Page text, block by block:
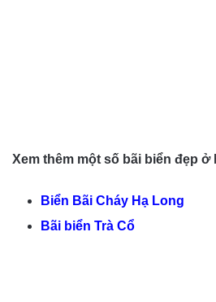
Xem thêm một số bãi biển đẹp ở
Biển Bãi Cháy Hạ Long
Bãi biển Trà Cổ